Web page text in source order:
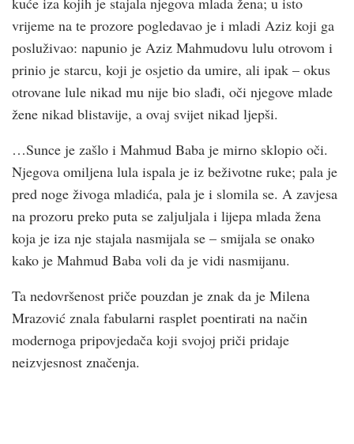
vrijeme na te prozore pogledavao je i mladi Aziz koji ga
posluživao: napunio je Aziz Mahmudovu lulu otrovom i
prinio je starcu, koji je osjetio da umire, ali ipak – okus
otrovane lule nikad mu nije bio slađi, oči njegove mlade
žene nikad blistavije, a ovaj svijet nikad ljepši.
…Sunce je zašlo i Mahmud Baba je mirno sklopio oči.
Njegova omiljena lula ispala je iz beživotne ruke; pala je
pred noge živoga mladića, pala je i slomila se. A zavjesa
na prozoru preko puta se zaljuljala i lijepa mlada žena
koja je iza nje stajala nasmijala se – smijala se onako
kako je Mahmud Baba voli da je vidi nasmijanu.
Ta nedovršenost priče pouzdan je znak da je Milena
Mrazović znala fabularni rasplet poentirati na način
modernoga pripovjedača koji svojoj priči pridaje
neizvjesnost značenja.